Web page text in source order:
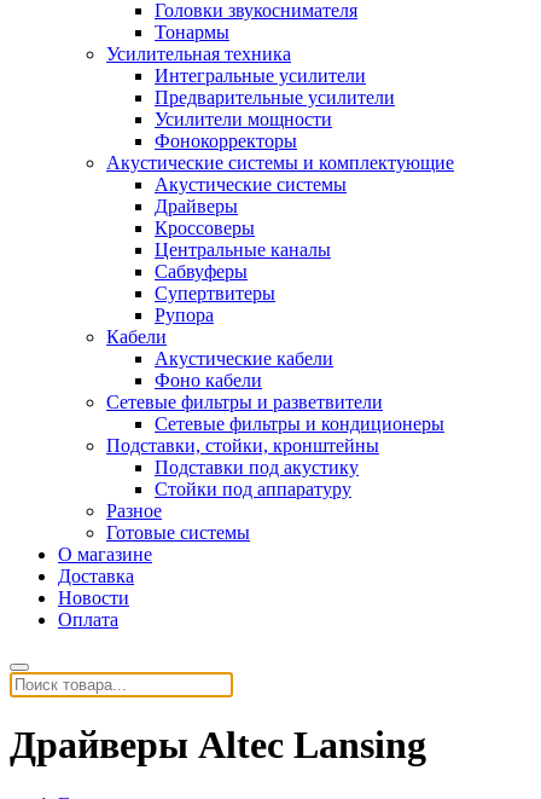
Головки звукоснимателя
Тонармы
Усилительная техника
Интегральные усилители
Предварительные усилители
Усилители мощности
Фонокорректоры
Акустические системы и комплектующие
Акустические системы
Драйверы
Кроссоверы
Центральные каналы
Сабвуферы
Супертвитеры
Рупора
Кабели
Акустические кабели
Фоно кабели
Сетевые фильтры и разветвители
Сетевые фильтры и кондиционеры
Подставки, стойки, кронштейны
Подставки под акустику
Стойки под аппаратуру
Разное
Готовые системы
О магазине
Доставка
Новости
Оплата
Драйверы Altec Lansing